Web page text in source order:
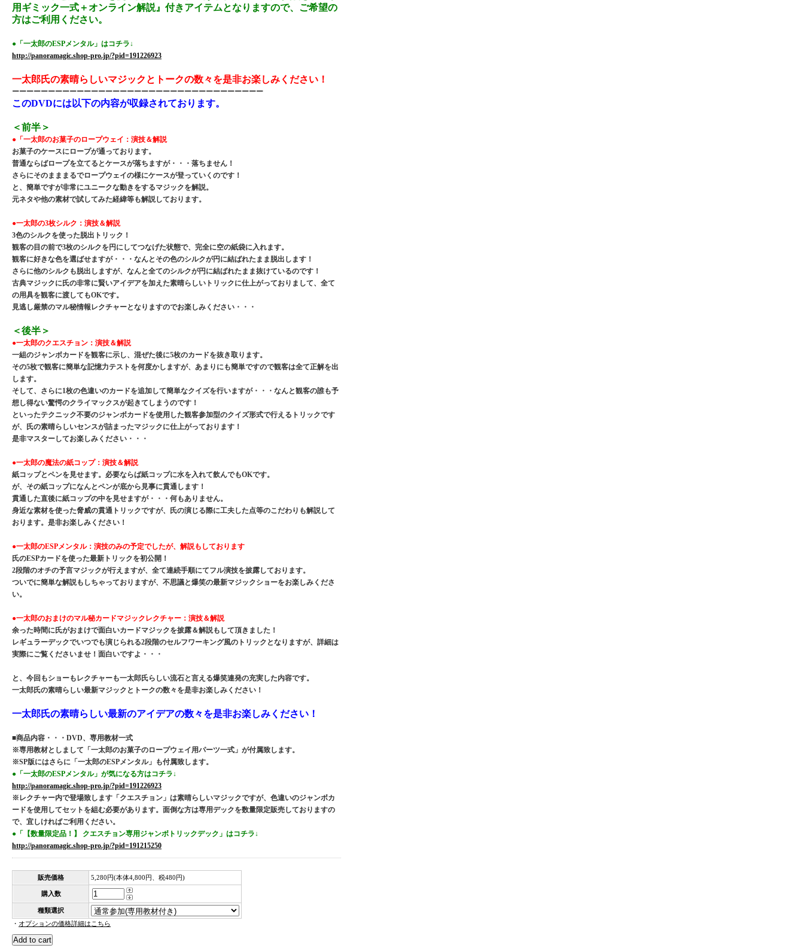
用ギミック一式＋オンライン解説』付きアイテムとなりますので、ご希望の
方はご利用ください。
●「一太郎のESPメンタル」はコチラ↓
http://panoramagic.shop-pro.jp/?pid=191226923
一太郎氏の素晴らしいマジックとトークの数々を是非お楽しみください！
ーーーーーーーーーーーーーーーーーーーーーーーーーーーーーーーーーーー
このDVDには以下の内容が収録されております。
＜前半＞
●「一太郎のお菓子のロープウェイ：演技＆解説
お菓子のケースにロープが通っております。
普通ならばロープを立てるとケースが落ちますが・・・落ちません！
さらにそのまままるでロープウェイの様にケースが登っていくのです！
と、簡単ですが非常にユニークな動きをするマジックを解説。
元ネタや他の素材で試してみた経緯等も解説しております。
●一太郎の3枚シルク：演技＆解説
3色のシルクを使った脱出トリック！
観客の目の前で3枚のシルクを円にしてつなげた状態で、完全に空の紙袋に入れます。
観客に好きな色を選ばせますが・・・なんとその色のシルクが円に結ばれたまま脱出します！
さらに他のシルクも脱出しますが、なんと全てのシルクが円に結ばれたまま抜けているのです！
古典マジックに氏の非常に賢いアイデアを加えた素晴らしいトリックに仕上がっておりまして、全て
の用具を観客に渡してもOKです。
見逃し厳禁のマル秘情報レクチャーとなりますのでお楽しみください・・・
＜後半＞
●一太郎のクエスチョン：演技＆解説
一組のジャンボカードを観客に示し、混ぜた後に5枚のカードを抜き取ります。
その5枚で観客に簡単な記憶力テストを何度かしますが、あまりにも簡単ですので観客は全て正解を出
します。
そして、さらに1枚の色違いのカードを追加して簡単なクイズを行いますが・・・なんと観客の誰も予
想し得ない驚愕のクライマックスが起きてしまうのです！
といったテクニック不要のジャンボカードを使用した観客参加型のクイズ形式で行えるトリックです
が、氏の素晴らしいセンスが詰まったマジックに仕上がっております！
是非マスターしてお楽しみください・・・
●一太郎の魔法の紙コップ：演技＆解説
紙コップとペンを見せます。必要ならば紙コップに水を入れて飲んでもOKです。
が、その紙コップになんとペンが底から見事に貫通します！
貫通した直後に紙コップの中を見せますが・・・何もありません。
身近な素材を使った脅威の貫通トリックですが、氏の演じる際に工夫した点等のこだわりも解説して
おります。是非お楽しみください！
●一太郎のESPメンタル：演技のみの予定でしたが、解説もしております
氏のESPカードを使った最新トリックを初公開！
2段階のオチの予言マジックが行えますが、全て連続手順にてフル演技を披露しております。
ついでに簡単な解説もしちゃっておりますが、不思議と爆笑の最新マジックショーをお楽しみくださ
い。
●一太郎のおまけのマル秘カードマジックレクチャー：演技＆解説
余った時間に氏がおまけで面白いカードマジックを披露＆解説もして頂きました！
レギュラーデックでいつでも演じられる2段階のセルフワーキング風のトリックとなりますが、詳細は
実際にご覧くださいませ！面白いですよ・・・
と、今回もショーもレクチャーも一太郎氏らしい流石と言える爆笑連発の充実した内容です。
一太郎氏の素晴らしい最新マジックとトークの数々を是非お楽しみください！
一太郎氏の素晴らしい最新のアイデアの数々を是非お楽しみください！
■商品内容・・・DVD、専用教材一式
※専用教材としまして「一太郎のお菓子のロープウェイ用パーツ一式」が付属致します。
※SP版にはさらに「一太郎のESPメンタル」も付属致します。
●「一太郎のESPメンタル」が気になる方はコチラ↓
http://panoramagic.shop-pro.jp/?pid=191226923
※レクチャー内で登場致します「クエスチョン」は素晴らしいマジックですが、色違いのジャンボカ
ードを使用してセットを組む必要があります。面倒な方は専用デックを数量限定販売しておりますの
で、宜しければご利用ください。
●「【数量限定品！】 クエスチョン専用ジャンボトリックデック」はコチラ↓
http://panoramagic.shop-pro.jp/?pid=191215250
販売価格 5,280円(本体4,800円、税480円)
購入数
種類選択
・ オプションの価格詳細はこちら